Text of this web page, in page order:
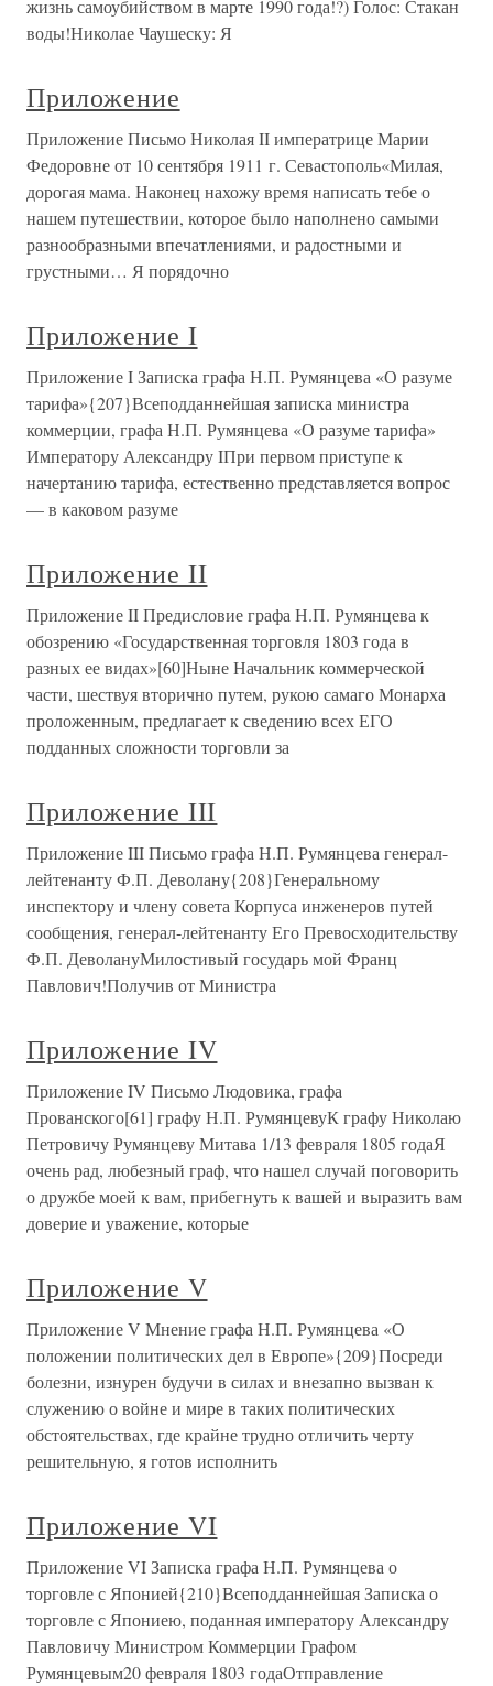
жизнь самоубийством в марте 1990 года!?) Голос: Стакан
воды!Николае Чаушеску: Я
Приложение
Приложение Письмо Николая II императрице Марии
Федоровне от 10 сентября 1911 г. Севастополь«Милая,
дорогая мама. Наконец нахожу время написать тебе о
нашем путешествии, которое было наполнено самыми
разнообразными впечатлениями, и радостными и
грустными… Я порядочно
Приложение I
Приложение I Записка графа Н.П. Румянцева «О разуме
тарифа»{207}Всеподданнейшая записка министра
коммерции, графа Н.П. Румянцева «О разуме тарифа»
Императору Александру IПри первом приступе к
начертанию тарифа, естественно представляется вопрос
— в каковом разуме
Приложение II
Приложение II Предисловие графа Н.П. Румянцева к
обозрению «Государственная торговля 1803 года в
разных ее видах»[60]Ныне Начальник коммерческой
части, шествуя вторично путем, рукою самаго Монарха
проложенным, предлагает к сведению всех ЕГО
подданных сложности торговли за
Приложение III
Приложение III Письмо графа Н.П. Румянцева генерал-
лейтенанту Ф.П. Деволану{208}Генеральному
инспектору и члену совета Корпуса инженеров путей
сообщения, генерал-лейтенанту Его Превосходительству
Ф.П. ДеволануМилостивый государь мой Франц
Павлович!Получив от Министра
Приложение IV
Приложение IV Письмо Людовика, графа
Прованского[61] графу Н.П. РумянцевуК графу Николаю
Петровичу Румянцеву Митава 1/13 февраля 1805 годаЯ
очень рад, любезный граф, что нашел случай поговорить
о дружбе моей к вам, прибегнуть к вашей и выразить вам
доверие и уважение, которые
Приложение V
Приложение V Мнение графа Н.П. Румянцева «О
положении политических дел в Европе»{209}Посреди
болезни, изнурен будучи в силах и внезапно вызван к
служению о войне и мире в таких политических
обстоятельствах, где крайне трудно отличить черту
решительную, я готов исполнить
Приложение VI
Приложение VI Записка графа Н.П. Румянцева о
торговле с Японией{210}Всеподданнейшая Записка о
торговле с Япониею, поданная императору Александру
Павловичу Министром Коммерции Графом
Румянцевым20 февраля 1803 годаОтправление